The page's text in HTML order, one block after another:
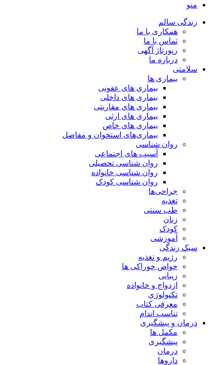
منو
زندگی سالم
همکاری با ما
تماس با ما
رپورتاژ آگهی
درباره ما
سلامتی
بیماری ها
بیماری های عفونی
بیماری های داخلی
بیماری های مقاربتی
بیماری های ارثی
بیماری های خاص
بیماری‌های استخوان و مفاصل
روان شناسی
آسیب های اجتماعی
روان شناسی تحصیلی
روان شناسی خانواده
روان شناسی کودک
جراحی‌ها
تغذیه
طب سنتی
زنان
کودک
آموزشی
سبک زندگی
رژیم و تغذیه
خواص خوراکی ها
زیبایی
ازدواج و خانواده
تکنولوژی
معرفی کتاب
تناسب اندام
درمان و پیشگیری
مکمل ها
پیشگیری
درمان
داروها